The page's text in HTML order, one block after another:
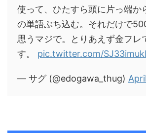
使って、ひたすら頭に片っ端か
の単語ぶち込む。それだけで
思うマジで。とりあえず金フレ
す。 pic.twitter.com/
— サグ (@edogawa_thug)